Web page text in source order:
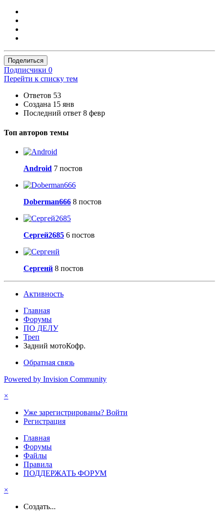
Поделиться
Подписчики 0
Перейти к списку тем
Ответов 53
Создана 15 янв
Последний ответ 8 февр
Топ авторов темы
Android 7 постов
Doberman666 8 постов
Сергей2685 6 постов
Сергенй 8 постов
Активность
Главная
Форумы
ПО ДЕЛУ
Треп
Задний мотоКофр.
Обратная связь
Powered by Invision Community
×
Уже зарегистрированы? Войти
Регистрация
Главная
Форумы
Файлы
Правила
ПОДДЕРЖАТЬ ФОРУМ
×
Создать...